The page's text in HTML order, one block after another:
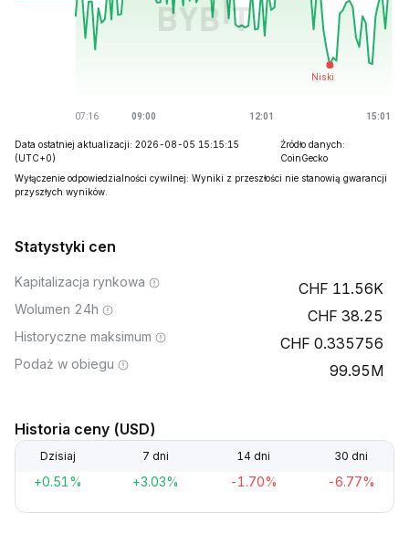
Data ostatniej aktualizacji: 2026-08-05 15:15:15
(UTC+0)
Źródło danych:
CoinGecko
Wyłączenie odpowiedzialności cywilnej: Wyniki z przeszłości nie stanowią gwarancji
przyszłych wyników.
Statystyki cen
Kapitalizacja rynkowa 11.56K
Wolumen 24h 38.25
Historyczne maksimum 0.335756
Podaż w obiegu 99.95M
Historia ceny (USD)
Dzisiaj 7 dni 14 dni 30 dni
+0.51% +3.03% -1.70% -6.77%